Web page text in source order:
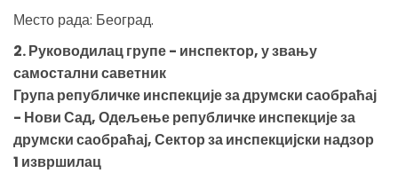
Место рада: Београд.
2. Руководилац групе - инспектор, у звању
самостални саветник
Група републичке инспекције за друмски саобраћај
- Нови Сад, Одељење републичке инспекције за
друмски саобраћај, Сектор за инспекцијски надзор
1 извршилац